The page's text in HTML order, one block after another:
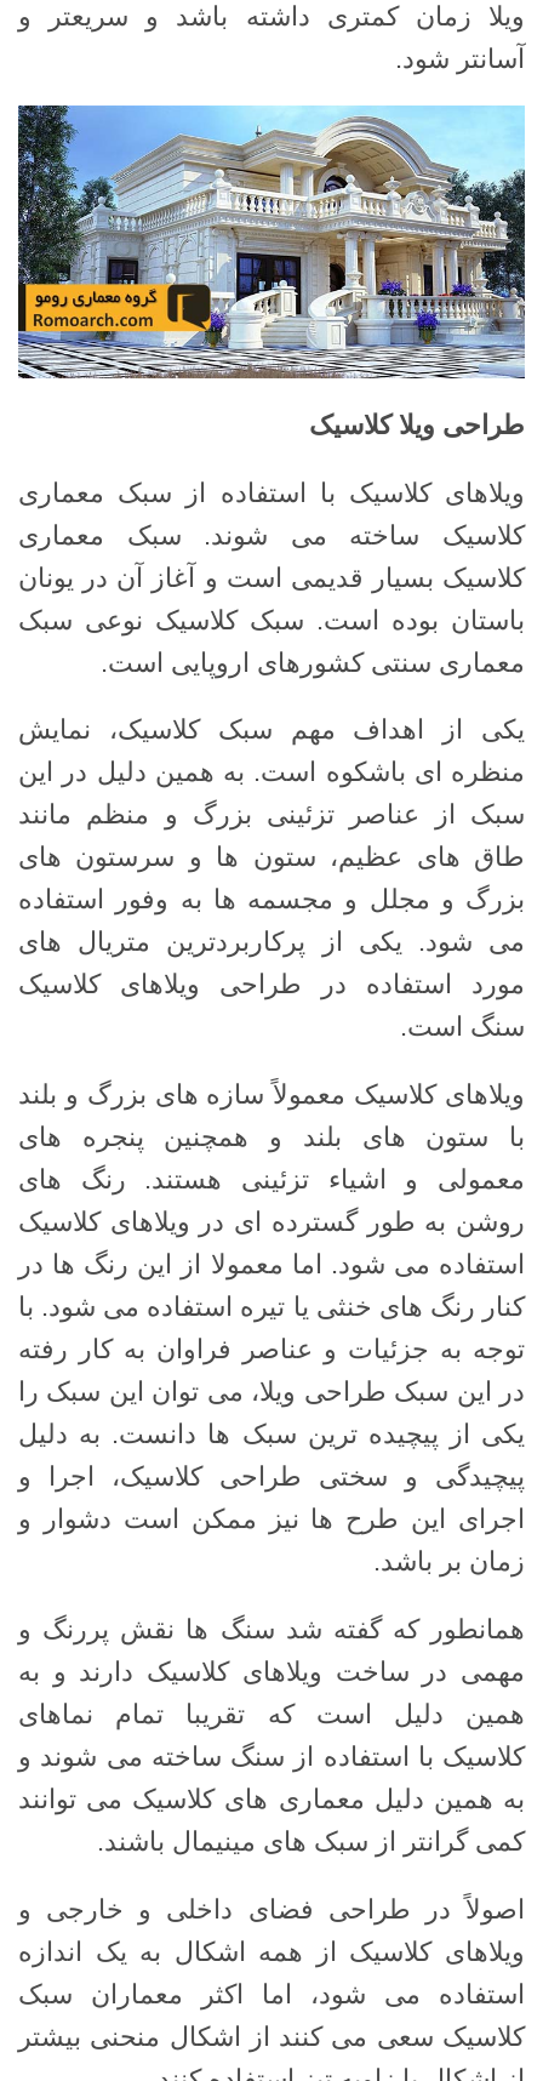
ویلا زمان کمتری داشته باشد و سریعتر و
آسانتر شود.
طراحی ویلا کلاسیک
ویلاهای کلاسیک با استفاده از سبک معماری
کلاسیک ساخته می شوند. سبک معماری
کلاسیک بسیار قدیمی است و آغاز آن در یونان
باستان بوده است. سبک کلاسیک نوعی سبک
معماری سنتی کشورهای اروپایی است.
یکی از اهداف مهم سبک کلاسیک، نمایش
منظره ای باشکوه است. به همین دلیل در این
سبک از عناصر تزئینی بزرگ و منظم مانند
طاق های عظیم، ستون ها و سرستون های
بزرگ و مجلل و مجسمه ها به وفور استفاده
می شود. یکی از پرکاربردترین متریال های
مورد استفاده در طراحی ویلاهای کلاسیک
سنگ است.
ویلاهای کلاسیک معمولاً سازه های بزرگ و بلند
با ستون های بلند و همچنین پنجره های
معمولی و اشیاء تزئینی هستند. رنگ های
روشن به طور گسترده ای در ویلاهای کلاسیک
استفاده می شود. اما معمولا از این رنگ ها در
کنار رنگ های خنثی یا تیره استفاده می شود. با
توجه به جزئیات و عناصر فراوان به کار رفته
در این سبک طراحی ویلا، می توان این سبک را
یکی از پیچیده ترین سبک ها دانست. به دلیل
پیچیدگی و سختی طراحی کلاسیک، اجرا و
اجرای این طرح ها نیز ممکن است دشوار و
زمان بر باشد.
همانطور که گفته شد سنگ ها نقش پررنگ و
مهمی در ساخت ویلاهای کلاسیک دارند و به
همین دلیل است که تقریبا تمام نماهای
کلاسیک با استفاده از سنگ ساخته می شوند و
به همین دلیل معماری های کلاسیک می توانند
کمی گرانتر از سبک های مینیمال باشند.
اصولاً در طراحی فضای داخلی و خارجی و
ویلاهای کلاسیک از همه اشکال به یک اندازه
استفاده می شود، اما اکثر معماران سبک
کلاسیک سعی می کنند از اشکال منحنی بیشتر